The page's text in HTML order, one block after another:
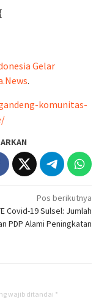
Gelar
.
komunitas-
Pos berikutnya
Covid-19 Sulsel: Jumlah
PDP Alami Peningkatan
wajib ditandai *